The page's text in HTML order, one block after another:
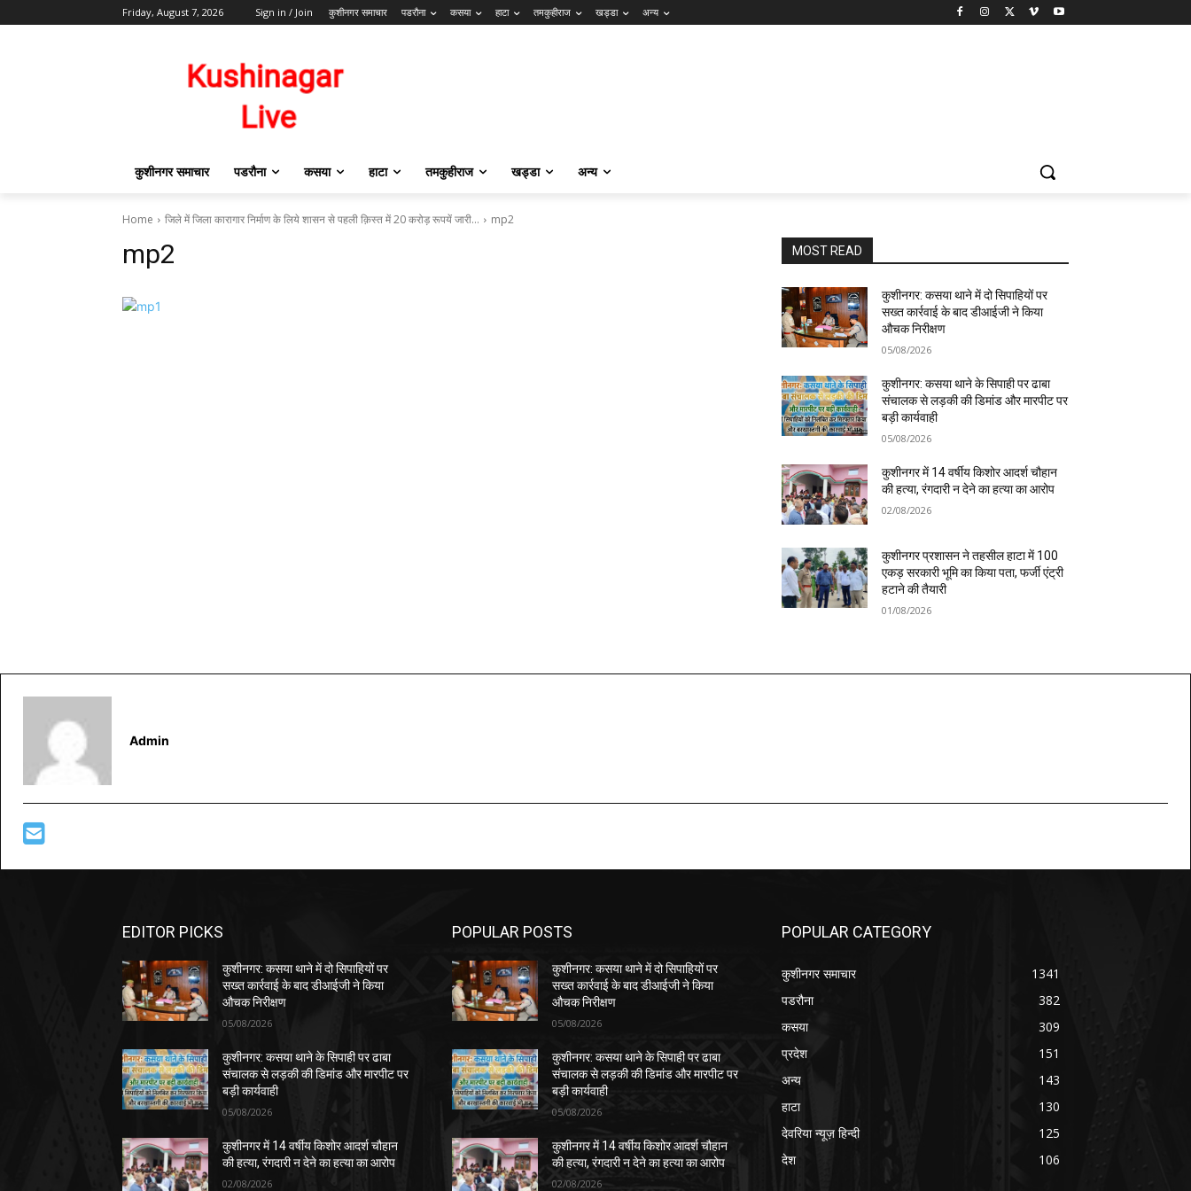
Friday, August 7, 2026 Sign in / Join कुशीनगर समाचार पडरौना कसया हाटा तमकुहीराज खड्डा अन्य
कुशीनगर समाचार पडरौना कसया हाटा तमकुहीराज खड्डा अन्य
Home जिले में जिला कारागार निर्माण के लिये शासन से पहली क़िस्त में 20 करोड़ रूपयें जारी… mp2
mp2 MOST READ
कुशीनगर: कसया थाने में दो सिपाहियों पर
सख्त कार्रवाई के बाद डीआईजी ने किया
औचक निरीक्षण
05/08/2026
कुशीनगर: कसया थाने के सिपाही पर ढाबा
संचालक से लड़की की डिमांड और मारपीट पर
बड़ी कार्यवाही
05/08/2026
कुशीनगर में 14 वर्षीय किशोर आदर्श चौहान
की हत्या, रंगदारी न देने का हत्या का आरोप
02/08/2026
कुशीनगर प्रशासन ने तहसील हाटा में 100
एकड़ सरकारी भूमि का किया पता, फर्जी एंट्री
हटाने की तैयारी
01/08/2026
Admin
EDITOR PICKS
कुशीनगर: कसया थाने में दो सिपाहियों पर
सख्त कार्रवाई के बाद डीआईजी ने किया
औचक निरीक्षण
05/08/2026
कुशीनगर: कसया थाने के सिपाही पर ढाबा
संचालक से लड़की की डिमांड और मारपीट पर
बड़ी कार्यवाही
05/08/2026
कुशीनगर में 14 वर्षीय किशोर आदर्श चौहान
की हत्या, रंगदारी न देने का हत्या का आरोप
02/08/2026
POPULAR POSTS
कुशीनगर: कसया थाने में दो सिपाहियों पर
सख्त कार्रवाई के बाद डीआईजी ने किया
औचक निरीक्षण
05/08/2026
कुशीनगर: कसया थाने के सिपाही पर ढाबा
संचालक से लड़की की डिमांड और मारपीट पर
बड़ी कार्यवाही
05/08/2026
कुशीनगर में 14 वर्षीय किशोर आदर्श चौहान
की हत्या, रंगदारी न देने का हत्या का आरोप
02/08/2026
POPULAR CATEGORY
कुशीनगर समाचार
1341
पडरौना
382
कसया
309
प्रदेश
151
अन्य
143
हाटा
130
देवरिया न्यूज़ हिन्दी
125
देश
106